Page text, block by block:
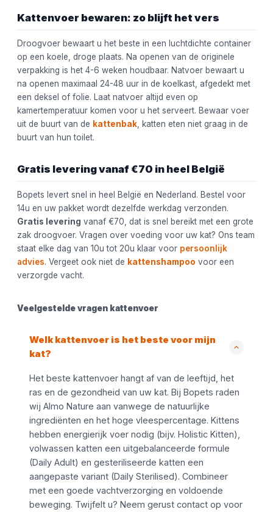
Kattenvoer bewaren: zo blijft het vers
Droogvoer bewaart u het beste in een luchtdichte container
op een koele, droge plaats. Na openen van de originele
verpakking is het 4-6 weken houdbaar. Natvoer bewaart u
na openen maximaal 24-48 uur in de koelkast, afgedekt met
een deksel of folie. Laat natvoer altijd even op
kamertemperatuur komen voor u het serveert. Bewaar voer
uit de buurt van de kattenbak , katten eten niet graag in de
buurt van hun toilet.
Gratis levering vanaf €70 in heel België
Bopets levert snel in heel België en Nederland. Bestel voor
14u en uw pakket wordt dezelfde werkdag verzonden.
Gratis levering vanaf €70, dat is snel bereikt met een grote
zak droogvoer. Vragen over voeding voor uw kat? Ons team
staat elke dag van 10u tot 20u klaar voor persoonlijk
advies. Vergeet ook niet de kattenshampoo voor een
verzorgde vacht.
Veelgestelde vragen kattenvoer
Welk kattenvoer is het beste voor mijn
kat?
Het beste kattenvoer hangt af van de leeftijd, het
ras en de gezondheid van uw kat. Bij Bopets raden
wij Almo Nature aan vanwege de natuurlijke
ingrediënten en het hoge vleespercentage. Kittens
hebben energierijk voer nodig (bijv. Holistic Kitten),
volwassen katten een uitgebalanceerde formule
(Daily Adult) en gesteriliseerde katten een
aangepaste variant (Daily Sterilised). Combineer
met een goede vachtverzorging en voldoende
beweging. Twijfelt u? Neem gerust contact op voor